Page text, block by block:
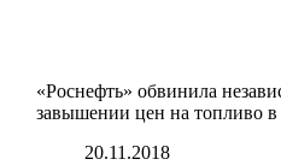
«Роснефть» обвинила
завышении цен на топливо
20.11.2018